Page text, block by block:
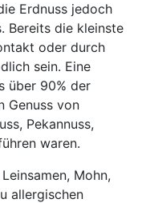
Erdnuss jedoch
Bereits die kleinste
oder durch
sein. Eine
über 90% der
Genuss von
Pekannuss,
waren.
Mohn,
allergischen